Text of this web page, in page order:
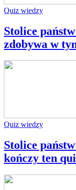
Quiz wiedzy
Stolice
zdobywa w
Quiz wiedzy
Stolice
kończy ten